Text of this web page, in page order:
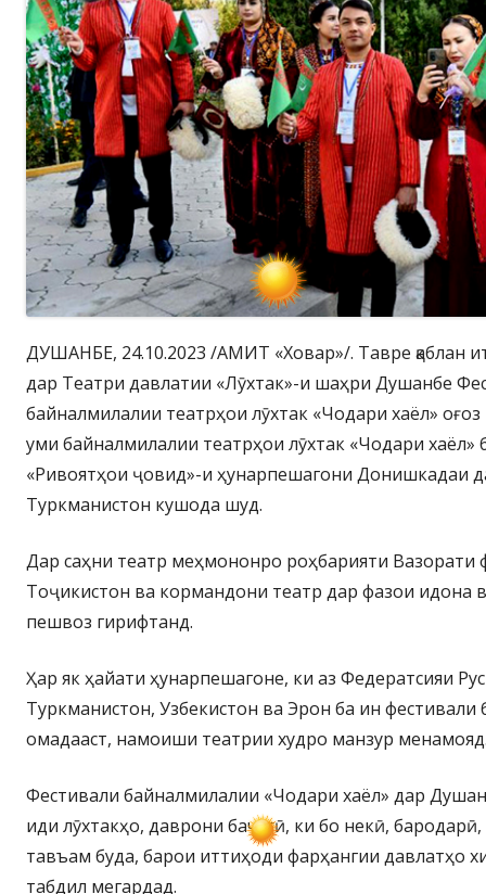
ДУШАНБЕ, 24.10.2023 /АМИТ «Ховар»/. Тавре қаблан
дар Театри давлатии «Лӯхтак»-и шаҳри Душанбе
байналмилалии театрҳои лӯхтак «Чодари хаёл»
уми байналмилалии театрҳои лӯхтак «Чодари
«Ривоятҳои ҷовид»-и ҳунарпешагони Донишкадаи
Туркманистон кушода шуд.
Дар саҳни театр меҳмононро роҳбарияти Вазорати
Тоҷикистон ва кормандони театр дар фазои идона
пешвоз гирифтанд.
Ҳар як ҳайати ҳунарпешагоне, ки аз Федератсияи
Туркманистон, Узбекистон ва Эрон ба ин фестивали
омадааст, намоиши театрии худро манзур
Фестивали байналмилалии «Чодари хаёл» дар
иди лӯхтакҳо, даврони бачагӣ, ки бо некӣ,
тавъам буда, барои иттиҳоди фарҳангии давлатҳо
табдил мегардад.